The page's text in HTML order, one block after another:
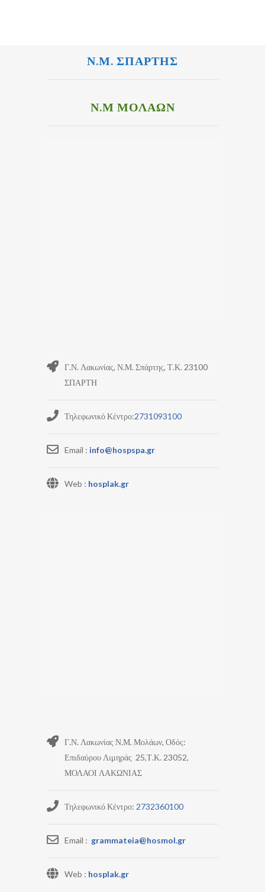
Ν.Μ. ΣΠΑΡΤΗΣ
Ν.Μ ΜΟΛΑΩΝ
Γ.Ν. Λακωνίας, Ν.Μ. Σπάρτης, Τ.Κ. 23100
ΣΠΑΡΤΗ
Τηλεφωνικό Κέντρο:2731093100
Email : info@hospspa.gr
Web : hosplak.gr
Γ.Ν. Λακωνίας Ν.Μ. Μολάων, Οδός:
Επιδαύρου Λιμηράς 25,Τ.Κ. 23052,
ΜΟΛΑΟΙ ΛΑΚΩΝΙΑΣ
Τηλεφωνικό Κέντρο: 2732360100
Email : grammateia@hosmol.gr
Web : hosplak.gr